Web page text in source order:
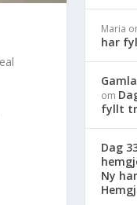
Maria
har
om
fyllt
Dag
Ny